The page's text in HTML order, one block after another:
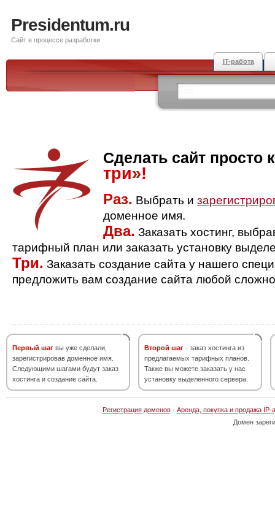
Presidentum.ru
Сайт в процессе разработки
IT-работа
Сделать сайт просто
три»!
Раз. Выбрать и
доменное имя.
Два. Заказать хостинг,
тарифный план или заказать установку
Три. Заказать создание сайта у нашего
предложить вам создание сайта любой
Первый шаг вы уже сделали,
зарегистрировав доменное имя.
Следующими шагами будут заказ
хостинга и создание сайта.
Второй шаг - заказ хостинга из
предлагаемых тарифных планов.
Также вы можете заказать у нас
установку выделенного сервера.
Регистрация доменов· Аренда, покупка и продажа IP-
Домен